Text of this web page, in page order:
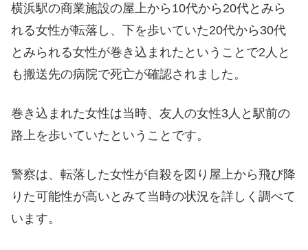
横浜駅の商業施設の屋上から10代から20代とみら
れる女性が転落し、下を歩いていた20代から30代
とみられる女性が巻き込まれたということで2人と
も搬送先の病院で死亡が確認されました。
巻き込まれた女性は当時、友人の女性3人と駅前の
路上を歩いていたということです。
警察は、転落した女性が自殺を図り屋上から飛び降
りた可能性が高いとみて当時の状況を詳しく調べて
います。